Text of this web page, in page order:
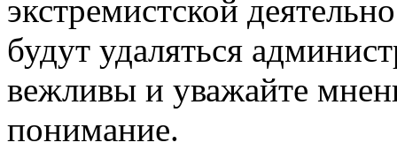
экстремистской
будут удаляться
вежливы и уважайте
понимание.